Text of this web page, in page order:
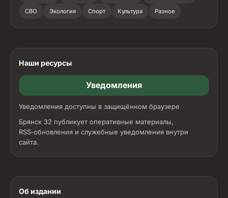
СВО Экология Спорт Культура Разное
Наши ресурсы
Уведомления
Уведомления доступны в защищённом браузере
Брянск 32 публикует оперативные материалы,
RSS‑обновления и служебные уведомления внутри
сайта.
Об издании